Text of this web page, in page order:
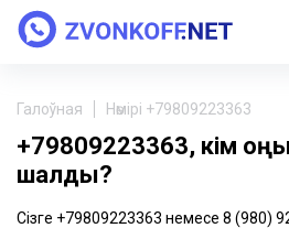
Галоўная Нөмірі +79809223363
+79809223363, кім
шалды?
Сізге +79809223363 немесе 8 (980)